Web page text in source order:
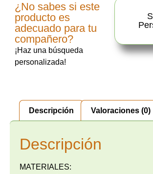
¿No sabes si este
producto es
adecuado para tu
compañero?
¡Haz una búsqueda
personalizada!
Descripción Valoraciones (0)
Descripción
MATERIALES: